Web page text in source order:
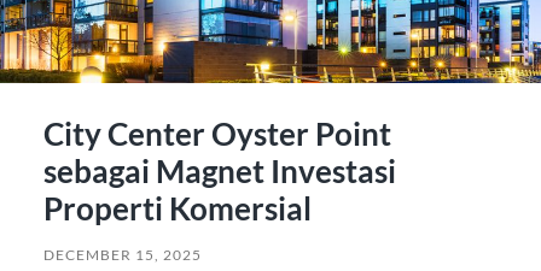
City Center Oyster Point
sebagai Magnet Investasi
Properti Komersial
DECEMBER 15, 2025